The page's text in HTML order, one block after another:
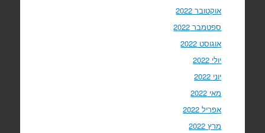
אוקטובר 2022
ספטמבר 2022
אוגוסט 2022
יולי 2022
יוני 2022
מאי 2022
אפריל 2022
מרץ 2022